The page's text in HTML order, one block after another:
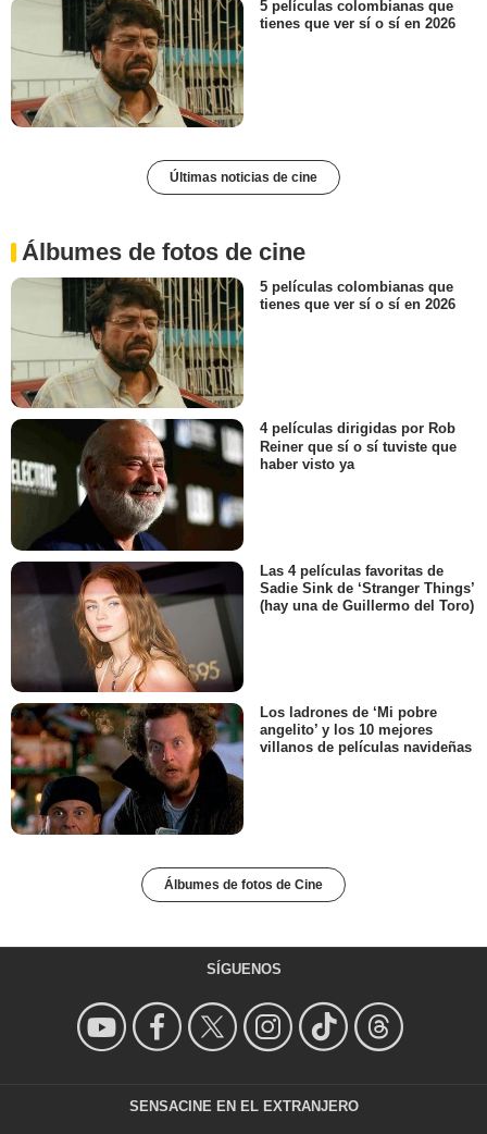
5 películas colombianas que
tienes que ver sí o sí en 2026
Últimas noticias de cine
Álbumes de fotos de cine
5 películas colombianas que
tienes que ver sí o sí en 2026
4 películas dirigidas por Rob
Reiner que sí o sí tuviste que
haber visto ya
Las 4 películas favoritas de
Sadie Sink de ‘Stranger Things’
(hay una de Guillermo del Toro)
Los ladrones de ‘Mi pobre
angelito’ y los 10 mejores
villanos de películas navideñas
Álbumes de fotos de Cine
SÍGUENOS
SENSACINE EN EL EXTRANJERO